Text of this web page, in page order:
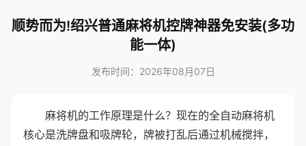
顺势而为!绍兴普通麻将机控牌神器免安装(多功
能一体)
发布时间：2026年08月07日
麻将机的工作原理是什么？现在的全自动麻将机
核心是洗牌盘和吸牌轮，牌被打乱后通过机械搅拌，